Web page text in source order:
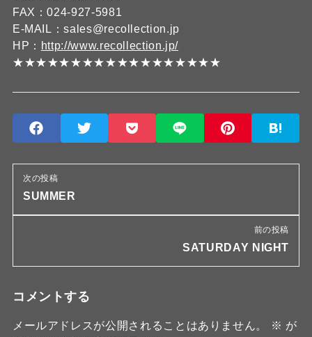
FAX：024-927-5981
E-MAIL：sales@recollection.jp
HP： http://www.recollection.jp/
★★★★★★★★★★★★★★★★★★
次の投稿
SUMMER
前の投稿
SATURDAY NIGHT
コメントする
メールアドレスが公開されることはありません。 ※ が